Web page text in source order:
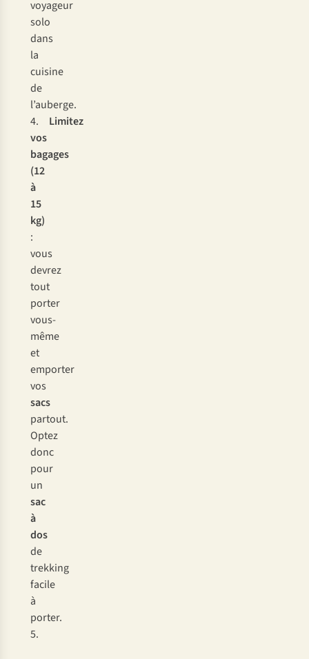
voyageur
solo
dans
la
cuisine
de
l’auberge.
4. Limitez
vos
bagages
(12
à
15
kg)
:
vous
devrez
tout
porter
vous-
même
et
emporter
vos
sacs
partout.
Optez
donc
pour
un
sac
à
dos
de
trekking
facile
à
porter.
5.